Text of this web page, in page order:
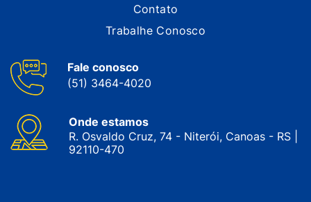
Contato
Trabalhe Conosco
Fale conosco
(51) 3464-4020
Onde estamos
R. Osvaldo Cruz, 74 - Niterói, Canoas - RS |
92110-470